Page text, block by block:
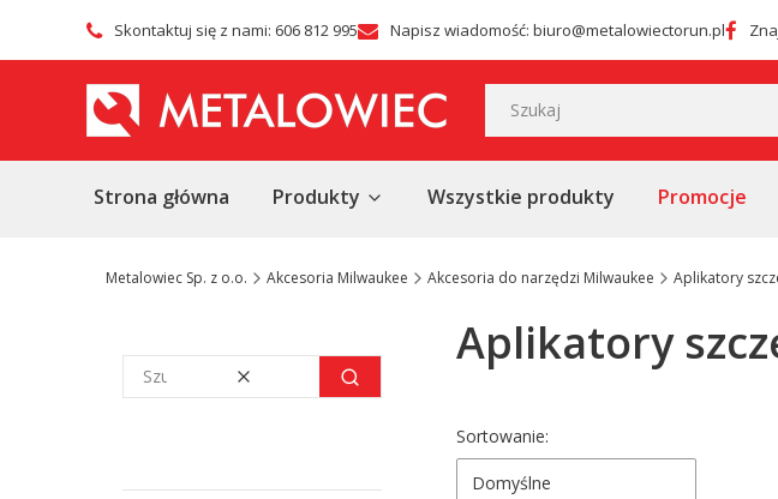
Skontaktuj się z nami: 606 812 995 Napisz wiadomość: biuro@metalowiectorun.pl
Strona główna Produkty Wszystkie produkty Promocje
Metalowiec Sp. z o.o. Akcesoria Milwaukee Akcesoria do narzędzi Milwaukee Aplikatory
Wyczyść Szukaj
Aplikatory
Lista produktów
Sortowanie:
Domyślne